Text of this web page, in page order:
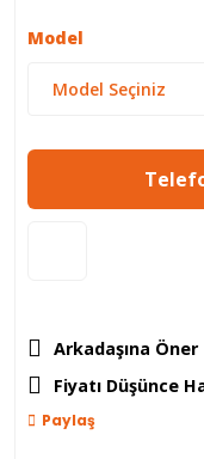
Model
Arkadaşına Öner
Fiyatı Düşünce
Paylaş